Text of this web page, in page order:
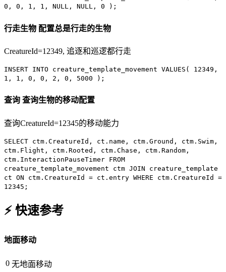
0 , 0 , 1 , 1 , NULL , NULL , 0 );
行走生物 配置总是行走的生物
CreatureId=12349, 追逐和巡逻都行走
INSERT INTO creature_template_movement VALUES ( 12349 ,
1 , 1 , 0 , 0 , 2 , 0 , 5000 );
查询 查询生物的移动配置
查询CreatureId=12345的移动能力
SELECT ctm.CreatureId, ct.name, ctm.Ground, ctm.Swim,
ctm.Flight, ctm.Rooted, ctm.Chase, ctm.Random,
ctm.InteractionPauseTimer FROM
creature_template_movement ctm JOIN creature_template
ct ON ctm.CreatureId = ct.entry WHERE ctm.CreatureId =
12345 ;
⚡ 快速参考
地面移动
0 无地面移动